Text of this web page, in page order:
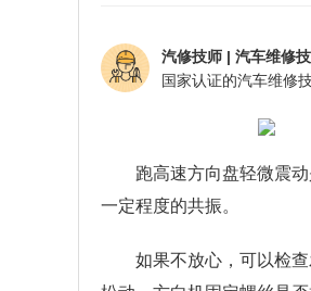
汽修技师 | 汽车维修
跑高速方向盘轻微震
一定程度的共振。
如果不放心，可以检